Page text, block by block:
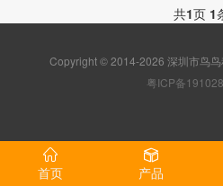
共1页 1
Copyright © 2014-2026 深圳市鸟
粤ICP备
首页 产品